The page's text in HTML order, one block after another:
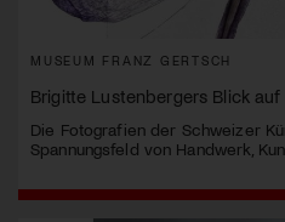
MUSEUM FRANZ GERTSCH
Brigitte Lustenbergers Blick
Die Fotografien der Schweizer
Spannungsfeld von Handwerk,